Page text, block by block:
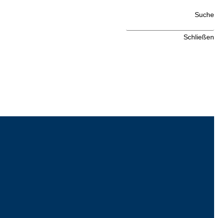
Suche
Schließen